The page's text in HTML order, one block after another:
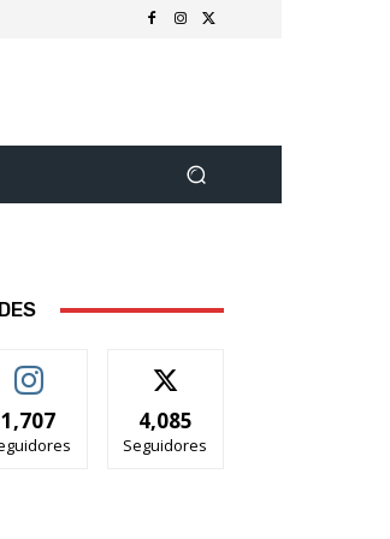
1,707 4,085
Seguidores